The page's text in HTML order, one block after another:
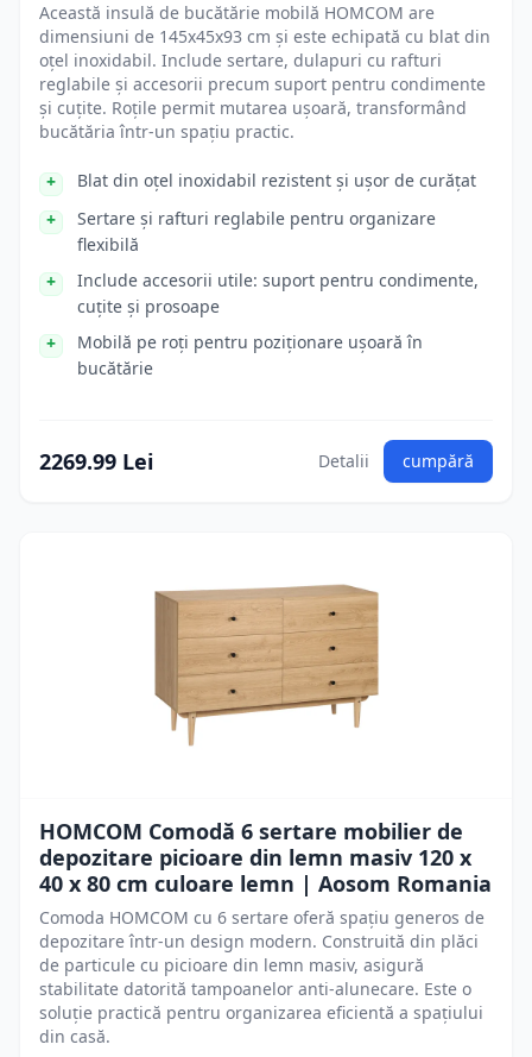
Această insulă de bucătărie mobilă HOMCOM are
dimensiuni de 145x45x93 cm și este echipată cu blat din
oțel inoxidabil. Include sertare, dulapuri cu rafturi
reglabile și accesorii precum suport pentru condimente
și cuțite. Roțile permit mutarea ușoară, transformând
bucătăria într-un spațiu practic.
Blat din oțel inoxidabil rezistent și ușor de curățat
Sertare și rafturi reglabile pentru organizare
flexibilă
Include accesorii utile: suport pentru condimente,
cuțite și prosoape
Mobilă pe roți pentru poziționare ușoară în
bucătărie
2269.99 Lei Detalii cumpără
HOMCOM Comodă 6 sertare mobilier de
depozitare picioare din lemn masiv 120 x
40 x 80 cm culoare lemn | Aosom Romania
Comoda HOMCOM cu 6 sertare oferă spațiu generos de
depozitare într-un design modern. Construită din plăci
de particule cu picioare din lemn masiv, asigură
stabilitate datorită tampoanelor anti-alunecare. Este o
soluție practică pentru organizarea eficientă a spațiului
din casă.